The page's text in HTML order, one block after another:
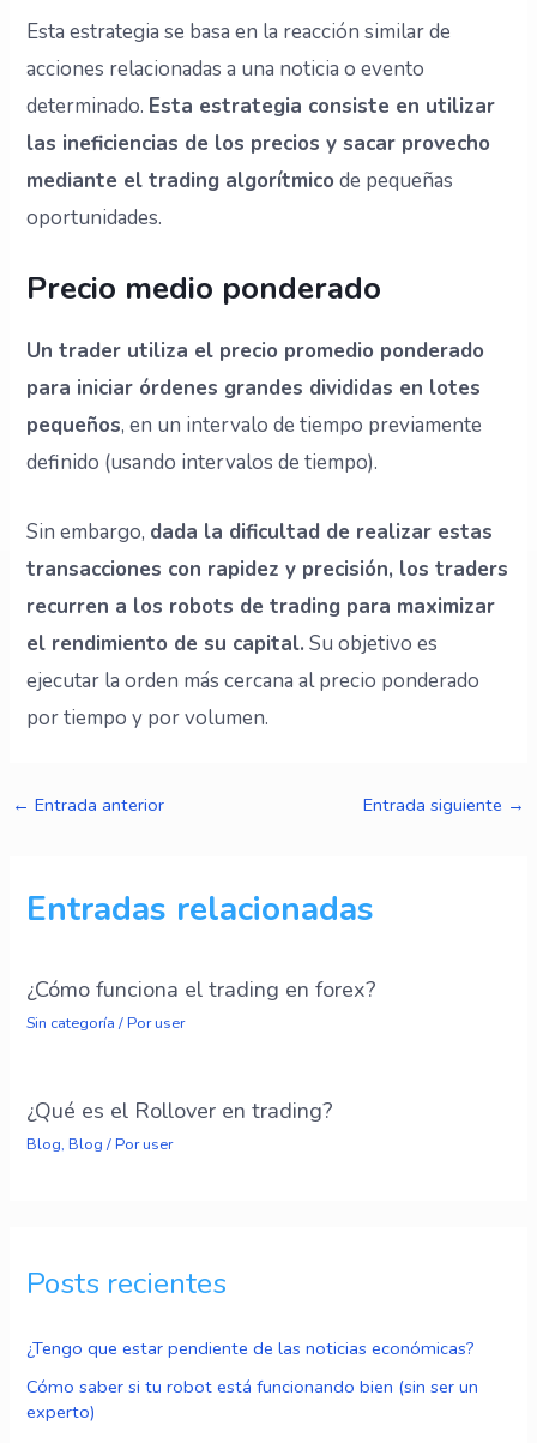
Posts recientes
¿Tengo que estar pendiente de las noticias económicas?
Cómo saber si tu robot está funcionando bien (sin ser un
experto)
Esta estrategia se basa en la reacción similar de
acciones relacionadas a una noticia o evento
determinado. Esta estrategia consiste en utilizar
las ineficiencias de los precios y sacar provecho
mediante el trading algorítmico de pequeñas
oportunidades.
Precio medio ponderado
Un trader utiliza el precio promedio ponderado
para iniciar órdenes grandes divididas en lotes
pequeños, en un intervalo de tiempo previamente
definido (usando intervalos de tiempo).
Sin embargo, dada la dificultad de realizar estas
transacciones con rapidez y precisión, los traders
recurren a los robots de trading para maximizar
el rendimiento de su capital. Su objetivo es
ejecutar la orden más cercana al precio ponderado
por tiempo y por volumen.
← Entrada anterior Entrada siguiente →
Entradas relacionadas
¿Cómo funciona el trading en forex?
Sin categoría / Poruser
¿Qué es el Rollover en trading?
Blog,Blog / Poruser